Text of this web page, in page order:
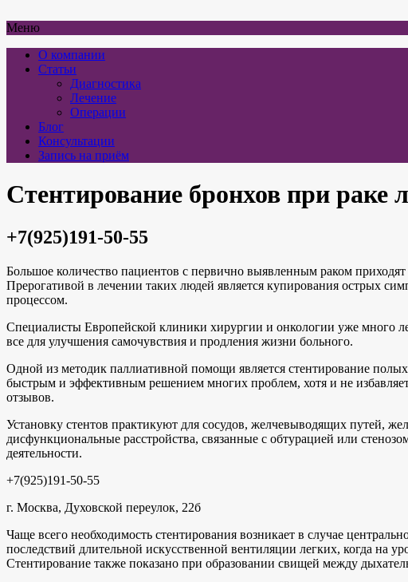
Меню
О компании
Статьи
Диагностика
Лечение
Операции
Блог
Консультации
Запись на приём
Стентирование бронхов при раке
+7(925)191-50-55
Большое количество пациентов с первично выявленным раком
Прерогативой в лечении таких людей является купирования острых
процессом.
Специалисты Европейской клиники хирургии и онкологии уже много
все для улучшения самочувствия и продления жизни больного.
Одной из методик паллиативной помощи является стентирование
быстрым и эффективным решением многих проблем, хотя и не
отзывов.
Установку стентов практикуют для сосудов, желчевыводящих путей,
дисфункциональные расстройства, связанные с обтурацией или
деятельности.
+7(925)191-50-55
г. Москва, Духовской переулок, 22б
Чаще всего необходимость стентирования возникает в случае
последствий длительной искусственной вентиляции легких, когда на
Стентирование также показано при образовании свищей между